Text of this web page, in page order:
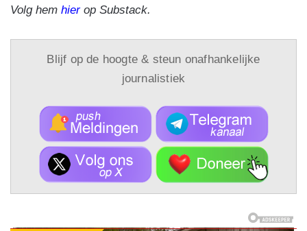
Volg hem hierop Substack.
Blijf op de hoogte & steun onafhankelijke
journalistiek